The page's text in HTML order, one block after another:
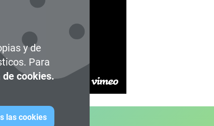
y de
Para
de cookies.
las cookies